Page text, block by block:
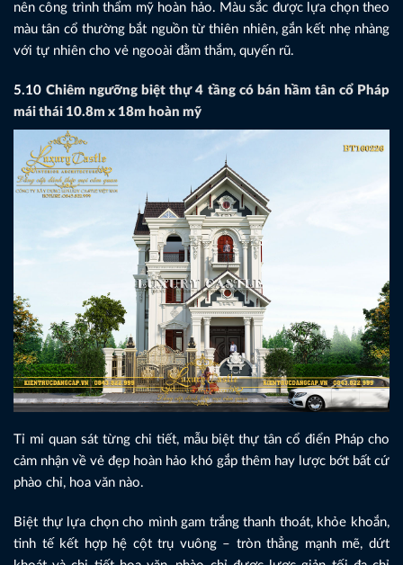
nên công trình thẩm mỹ hoàn hảo. Màu sắc được lựa chọn theo
màu tân cổ thường bắt nguồn từ thiên nhiên, gắn kết nhẹ nhàng
với tự nhiên cho vẻ ngooài đằm thắm, quyến rũ.
5.10Chiêm ngưỡng biệt thự 4 tầng có bán hầm tân cổ Pháp
mái thái 10.8m x 18m hoàn mỹ
Tỉ mỉ quan sát từng chi tiết, mẫu biệt thự tân cổ điển Pháp cho
cảm nhận về vẻ đẹp hoàn hảo khó gắp thêm hay lược bớt bất cứ
phào chỉ, hoa văn nào.
Biệt thự lựa chọn cho mình gam trắng thanh thoát, khỏe khoắn,
tinh tế kết hợp hệ cột trụ vuông – tròn thẳng mạnh mẽ, dứt